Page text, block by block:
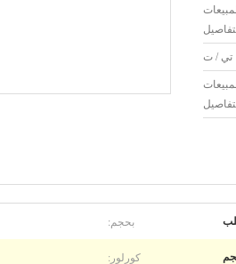
تي / ت
بحجم:
كورلور: